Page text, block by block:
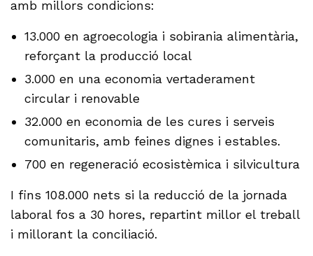
amb millors condicions:
13.000 en agroecologia i sobirania alimentària,
reforçant la producció local
3.000 en una economia vertaderament
circular i renovable
32.000 en economia de les cures i serveis
comunitaris, amb feines dignes i estables.
700 en regeneració ecosistèmica i silvicultura
I fins 108.000 nets si la reducció de la jornada
laboral fos a 30 hores, repartint millor el treball
i millorant la conciliació.